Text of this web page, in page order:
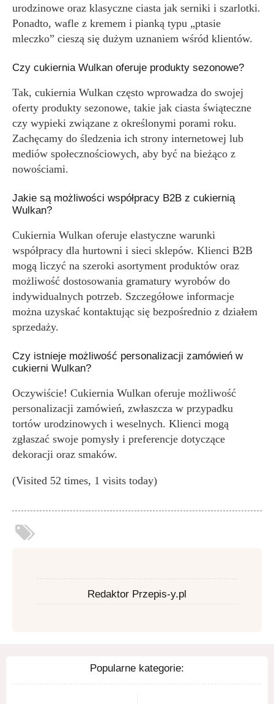
urodzinowe oraz klasyczne ciasta jak serniki i szarlotki.
Ponadto, wafle z kremem i pianką typu „ptasie
mleczko” cieszą się dużym uznaniem wśród klientów.
Czy cukiernia Wulkan oferuje produkty sezonowe?
Tak, cukiernia Wulkan często wprowadza do swojej
oferty produkty sezonowe, takie jak ciasta świąteczne
czy wypieki związane z określonymi porami roku.
Zachęcamy do śledzenia ich strony internetowej lub
mediów społecznościowych, aby być na bieżąco z
nowościami.
Jakie są możliwości współpracy B2B z cukiernią
Wulkan?
Cukiernia Wulkan oferuje elastyczne warunki
współpracy dla hurtowni i sieci sklepów. Klienci B2B
mogą liczyć na szeroki asortyment produktów oraz
możliwość dostosowania gramatury wyrobów do
indywidualnych potrzeb. Szczegółowe informacje
można uzyskać kontaktując się bezpośrednio z działem
sprzedaży.
Czy istnieje możliwość personalizacji zamówień w
cukierni Wulkan?
Oczywiście! Cukiernia Wulkan oferuje możliwość
personalizacji zamówień, zwłaszcza w przypadku
tortów urodzinowych i weselnych. Klienci mogą
zgłaszać swoje pomysły i preferencje dotyczące
dekoracji oraz smaków.
(Visited 52 times, 1 visits today)
Redaktor Przepis-y.pl
Popularne kategorie: